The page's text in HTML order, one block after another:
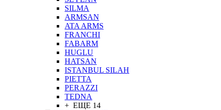
SILMA
ARMSAN
ATA ARMS
FRANCHI
FABARM
HUGLU
HATSAN
ISTANBUL SILAH
PIETTA
PERAZZI
TEDNA
+ ЕЩЕ 14